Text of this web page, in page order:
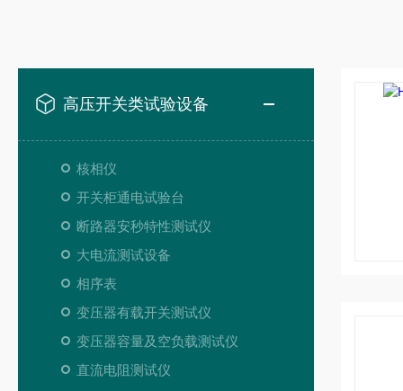
高压开关类试验设备
核相仪
开关柜通电试验台
断路器安秒特性测试仪
大电流测试设备
相序表
变压器有载开关测试仪
变压器容量及空负载测试仪
直流电阻测试仪